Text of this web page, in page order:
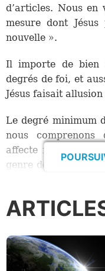
d’articles. Nous en
mesure dont
nouvelle ».
Il importe de bien
degrés de foi, et
Jésus faisait
Le degré minimum
nous comprenons
affecte notre
genre de foi ; ils
engagement qui
façon de vivre.
– et Il nous